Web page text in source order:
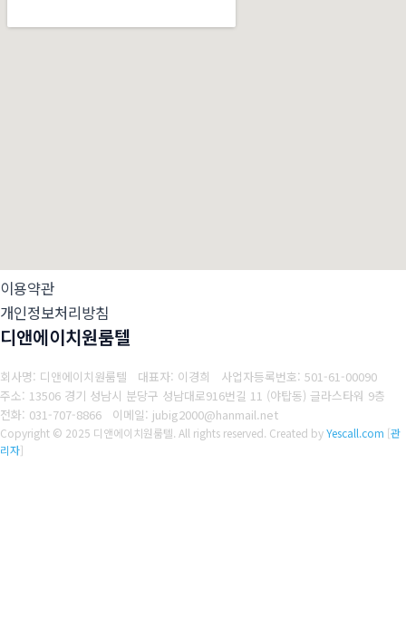
이용약관
개인정보처리방침
디앤에이치원룸텔
회사명: 디앤에이치원룸텔 대표자: 이경희 사업자등록번호: 501-61-00090
주소: 13506 경기 성남시 분당구 성남대로916번길 11 (야탑동) 글라스타워 9층
전화: 031-707-8866
이메일: jubig2000@hanmail.net
Copyright © 2025 디앤에이치원룸텔. All rights reserved. Created byYescall.com [관
리자]